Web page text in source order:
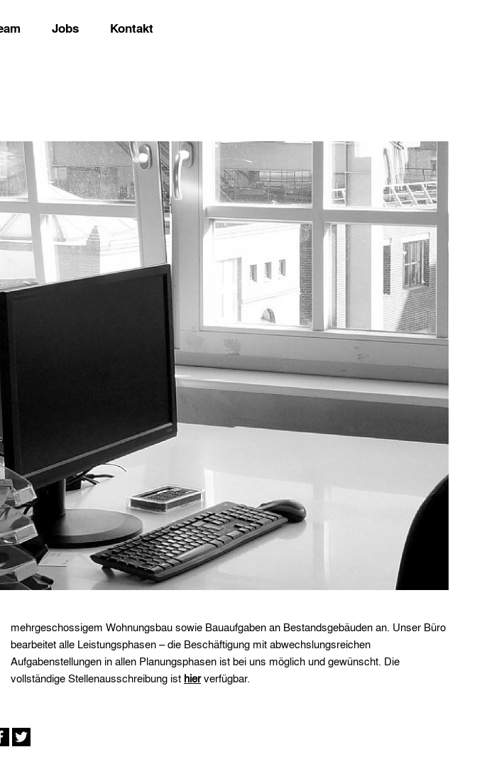
Jobs Kontakt
mehrgeschossigem Wohnungsbau sowie Bauaufgaben an Bestandsgebäuden an. Unser Büro
bearbeitet alle Leistungsphasen – die Beschäftigung mit abwechslungsreichen
vollständige Stellenausschreibung ist hierverfügbar.